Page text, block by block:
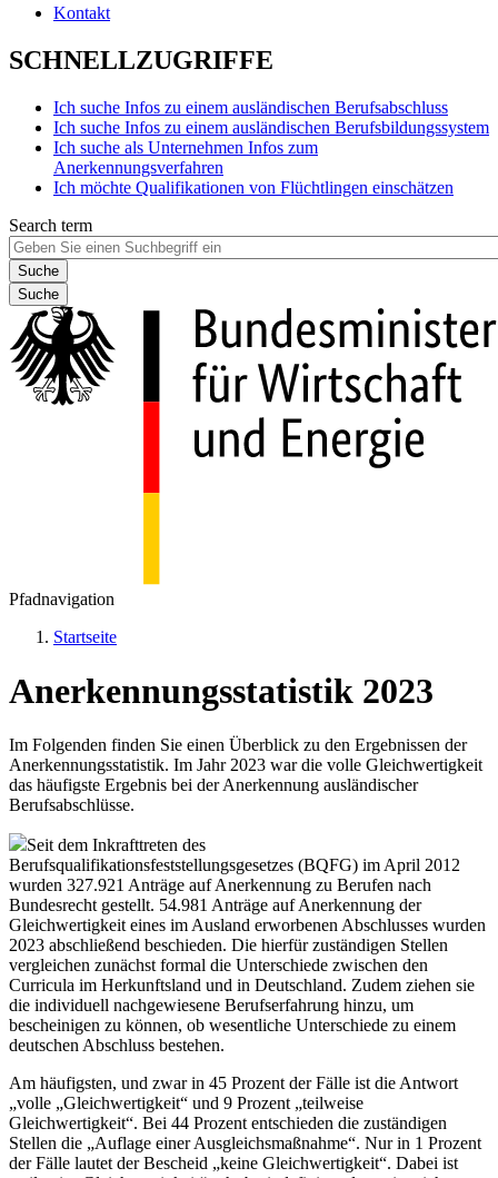
Kontakt
SCHNELLZUGRIFFE
Ich suche Infos zu einem ausländischen Berufsabschluss
Ich suche Infos zu einem ausländischen Berufsbildungssystem
Ich suche als Unternehmen Infos zum
Anerkennungsverfahren
Ich möchte Qualifikationen von Flüchtlingen einschätzen
Search term
Suche
Pfadnavigation
Startseite
Anerkennungsstatistik 2023
Im Folgenden finden Sie einen Überblick zu den Ergebnissen der
Anerkennungsstatistik. Im Jahr 2023 war die volle Gleichwertigkeit
das häufigste Ergebnis bei der Anerkennung ausländischer
Berufsabschlüsse.
Seit dem Inkrafttreten des
Berufsqualifikationsfeststellungsgesetzes (BQFG) im April 2012
wurden 327.921 Anträge auf Anerkennung zu Berufen nach
Bundesrecht gestellt. 54.981 Anträge auf Anerkennung der
Gleichwertigkeit eines im Ausland erworbenen Abschlusses wurden
2023 abschließend beschieden. Die hierfür zuständigen Stellen
vergleichen zunächst formal die Unterschiede zwischen den
Curricula im Herkunftsland und in Deutschland. Zudem ziehen sie
die individuell nachgewiesene Berufserfahrung hinzu, um
bescheinigen zu können, ob wesentliche Unterschiede zu einem
deutschen Abschluss bestehen.
Am häufigsten, und zwar in 45 Prozent der Fälle ist die Antwort
„volle „Gleichwertigkeit“ und 9 Prozent „teilweise
Gleichwertigkeit“. Bei 44 Prozent entschieden die zuständigen
Stellen die „Auflage einer Ausgleichsmaßnahme“. Nur in 1 Prozent
der Fälle lautet der Bescheid „keine Gleichwertigkeit“. Dabei ist